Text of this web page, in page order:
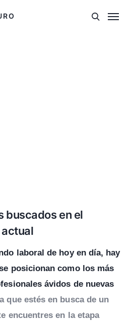
buscados en el
laboral de hoy en día, hay
posicionan como los más
ávidos de nuevas
que estés en busca de un
encuentres en la etapa